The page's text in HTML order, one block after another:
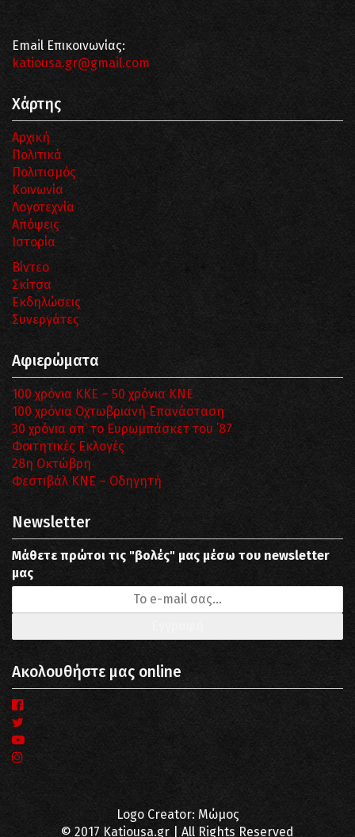
Email Επικοινωνίας:
katiousa.gr@gmail.com
Χάρτης
Αρχική
Πολιτικά
Πολιτισμός
Κοινωνία
Λογοτεχνία
Απόψεις
Ιστορία
Βίντεο
Σκίτσα
Εκδηλώσεις
Συνεργάτες
Αφιερώματα
100 χρόνια ΚΚΕ – 50 χρόνια ΚΝΕ
100 χρόνια Οχτωβριανή Επανάσταση
30 χρόνια απ’ το Ευρωμπάσκετ του ΄87
Φοιτητικές Εκλογές
28η Οκτώβρη
Φεστιβάλ ΚΝΕ – Οδηγητή
Newsletter
Μάθετε πρώτοι τις "βολές" μας μέσω του newsletter
μας
Ακολουθήστε μας online
Logo Creator: Μώμος
© 2017 Katiousa.gr | All Rights Reserved